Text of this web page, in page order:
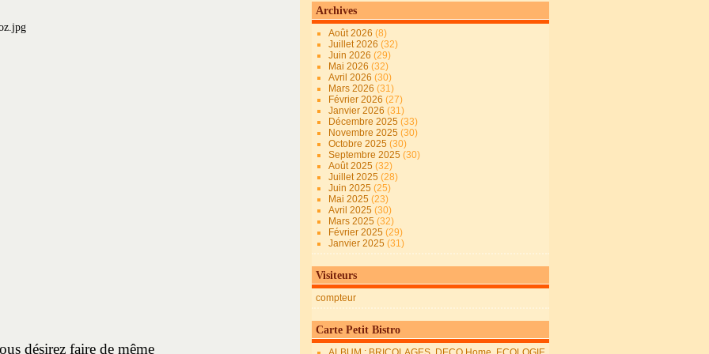
désirez faire de même
Archives
Août 2026 (8)
Juillet 2026 (32)
Juin 2026 (29)
Mai 2026 (32)
Avril 2026 (30)
Mars 2026 (31)
Février 2026 (27)
Janvier 2026 (31)
Décembre 2025 (33)
Novembre 2025 (30)
Octobre 2025 (30)
Septembre 2025 (30)
Août 2025 (32)
Juillet 2025 (28)
Juin 2025 (25)
Mai 2025 (23)
Avril 2025 (30)
Mars 2025 (32)
Février 2025 (29)
Janvier 2025 (31)
Visiteurs
compteur
Carte Petit Bistro